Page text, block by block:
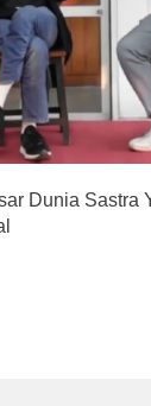
Dunia Sastra